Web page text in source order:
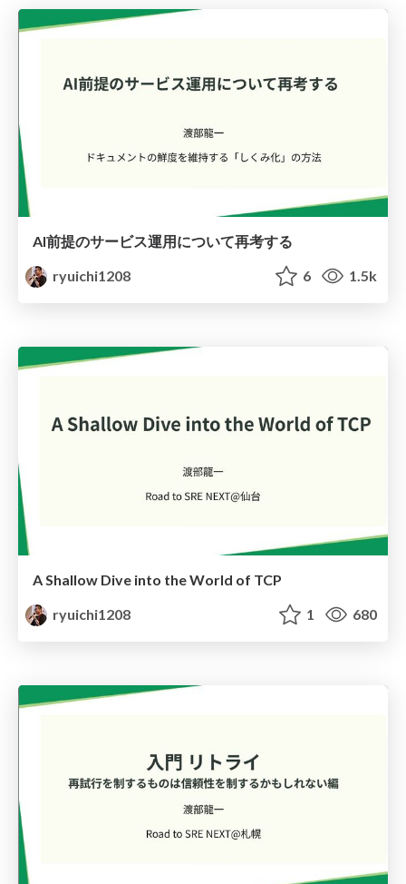
AI前提のサービス運用について再考する
ryuichi1208
6 1.5k
A Shallow Dive into the World of TCP
ryuichi1208
1 680